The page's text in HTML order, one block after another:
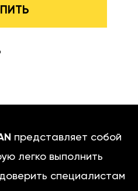
представляет собой
легко выполнить
специалистам